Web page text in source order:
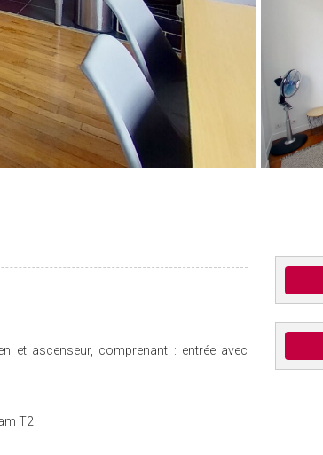
et ascenseur, comprenant : entrée avec
T2.